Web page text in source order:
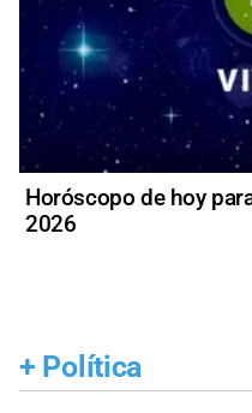
Horóscopo de hoy
2026
+ Política